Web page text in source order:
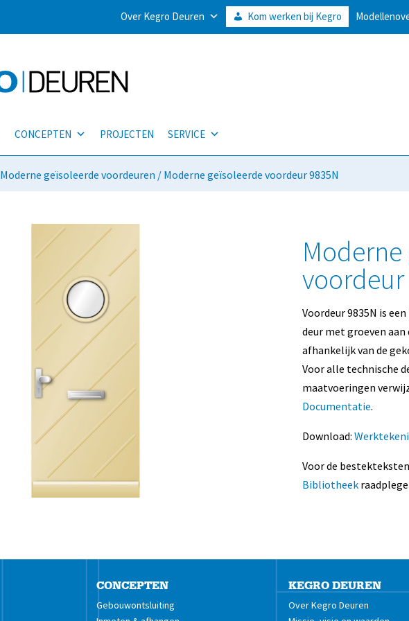
Over Kegro Deuren Kom werken bij Kegro
CONCEPTEN PROJECTEN SERVICE
Moderne geïsoleerde voordeuren / Moderne geïsoleerde voordeur 9835N
voordeur
Voordeur 9835N is
deur met groeven
afhankelijk van de
Voor alle technische
maatvoeringen
Documentatie.
Download:
Voor de
Bibliotheek
CONCEPTEN
Gebouwontsluiting
KEGRO DEUREN
Over Kegro Deuren